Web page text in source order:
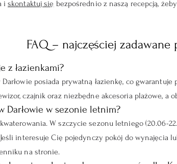
i skontaktuj się bezpośrednio z naszą recepcją,
FAQ – najczęściej zadawane
z łazienkami?
posiada prywatną łazienkę, co
czajnik oraz niezbędne akcesoria plażowe, a
Darłowie w sezonie letnim?
W szczycie sezonu letniego (20.06-
interesuje Cię pojedynczy pokój do wynajęcia
na stronie.